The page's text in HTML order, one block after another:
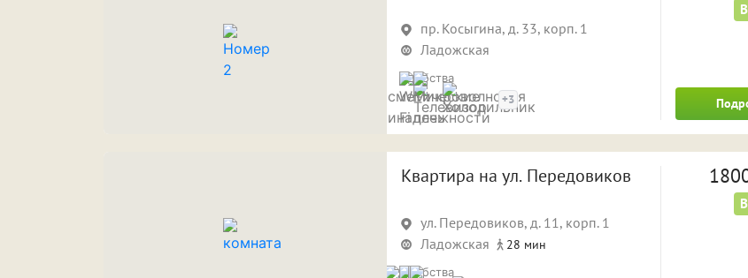
пр. Косыгина, д. 33, корп. 1
Ладожская
Удобства
+3
Квартира на ул. Передовиков
ул. Передовиков, д. 11, корп. 1
Ладожская
28 мин
Удобства